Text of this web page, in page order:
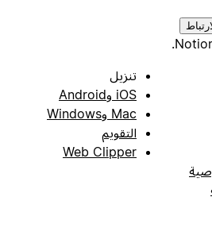
تنزيل
iOS وAndroid
Mac وWindows
التقويم
Web Clipper